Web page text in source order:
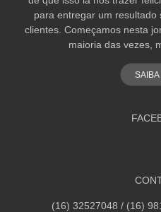
para entregar um
clientes. Começamos nesta
maioria das vezes,
SAIBA
(16) 32527048 / (16)